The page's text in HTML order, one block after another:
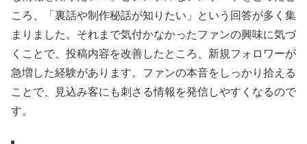
ころ、「裏話や制作秘話が知りたい」という回答が多く集
まりました。それまで気付かなかったファンの興味に気づ
くことで、投稿内容を改善したところ、新規フォロワーが
急増した経験があります。ファンの本音をしっかり拾える
ことで、見込み客にも刺さる情報を発信しやすくなるので
す。